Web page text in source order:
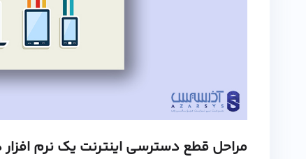
مراحل قطع دسترسی اینترنت یک نرم افزار در